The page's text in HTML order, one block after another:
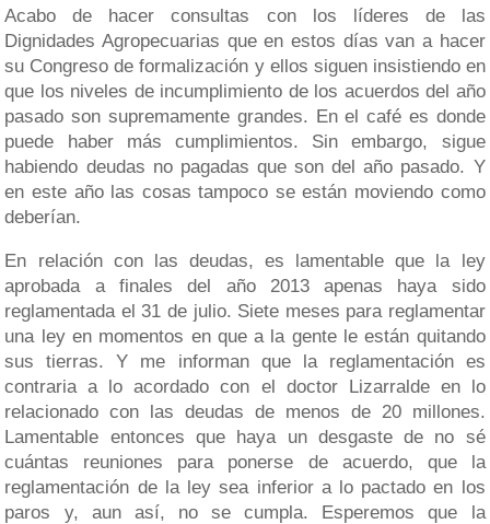
Acabo de hacer consultas con los líderes de las
Dignidades Agropecuarias que en estos días van a hacer
su Congreso de formalización y ellos siguen insistiendo en
que los niveles de incumplimiento de los acuerdos del año
pasado son supremamente grandes. En el café es donde
puede haber más cumplimientos. Sin embargo, sigue
habiendo deudas no pagadas que son del año pasado. Y
en este año las cosas tampoco se están moviendo como
deberían.
En relación con las deudas, es lamentable que la ley
aprobada a finales del año 2013 apenas haya sido
reglamentada el 31 de julio. Siete meses para reglamentar
una ley en momentos en que a la gente le están quitando
sus tierras. Y me informan que la reglamentación es
contraria a lo acordado con el doctor Lizarralde en lo
relacionado con las deudas de menos de 20 millones.
Lamentable entonces que haya un desgaste de no sé
cuántas reuniones para ponerse de acuerdo, que la
reglamentación de la ley sea inferior a lo pactado en los
paros y, aun así, no se cumpla. Esperemos que la